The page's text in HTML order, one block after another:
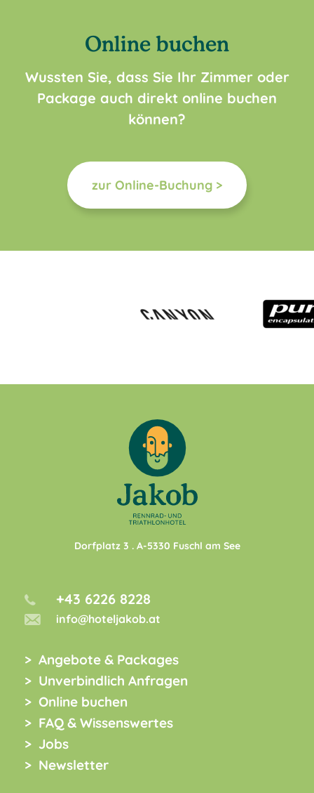
Online buchen
Wussten Sie, dass Sie Ihr Zimmer oder
Package auch direkt online buchen
können?
zur Online-Buchung >
Dorfplatz 3 . A-5330 Fuschl am See
+43 6226 8228
info@hoteljakob.at
Angebote & Packages
Unverbindlich Anfragen
Online buchen
FAQ & Wissenswertes
Jobs
Newsletter